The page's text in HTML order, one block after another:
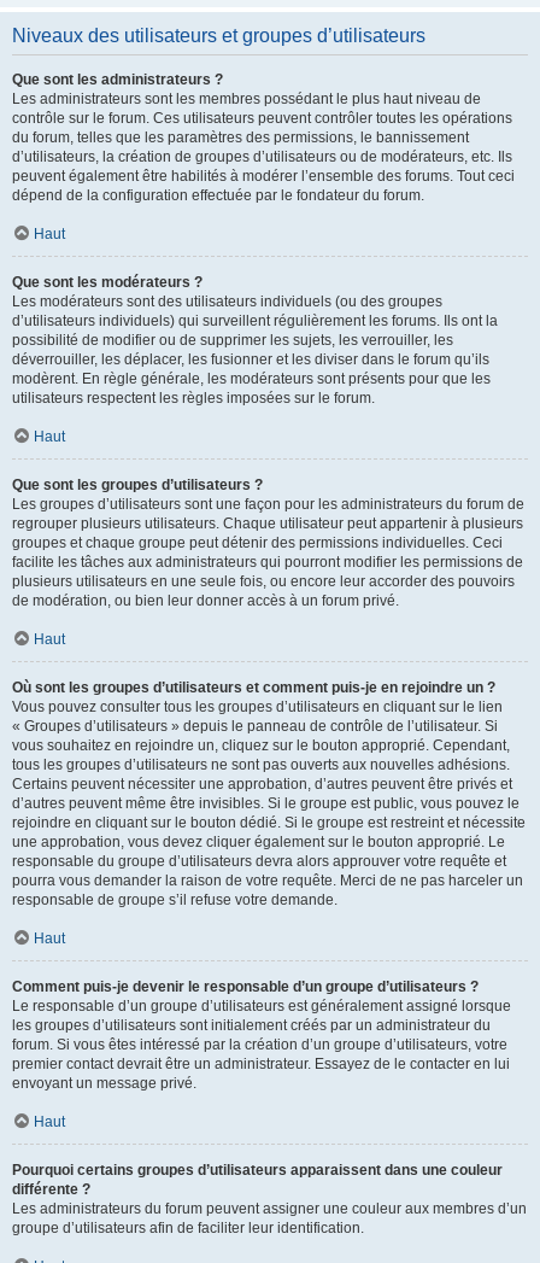
Niveaux des utilisateurs et groupes d’utilisateurs
Que sont les administrateurs ?
Les administrateurs sont les membres possédant le plus haut niveau de
contrôle sur le forum. Ces utilisateurs peuvent contrôler toutes les opérations
du forum, telles que les paramètres des permissions, le bannissement
d’utilisateurs, la création de groupes d’utilisateurs ou de modérateurs, etc. Ils
peuvent également être habilités à modérer l’ensemble des forums. Tout ceci
dépend de la configuration effectuée par le fondateur du forum.
Haut
Que sont les modérateurs ?
Les modérateurs sont des utilisateurs individuels (ou des groupes
d’utilisateurs individuels) qui surveillent régulièrement les forums. Ils ont la
possibilité de modifier ou de supprimer les sujets, les verrouiller, les
déverrouiller, les déplacer, les fusionner et les diviser dans le forum qu’ils
modèrent. En règle générale, les modérateurs sont présents pour que les
utilisateurs respectent les règles imposées sur le forum.
Haut
Que sont les groupes d’utilisateurs ?
Les groupes d’utilisateurs sont une façon pour les administrateurs du forum de
regrouper plusieurs utilisateurs. Chaque utilisateur peut appartenir à plusieurs
groupes et chaque groupe peut détenir des permissions individuelles. Ceci
facilite les tâches aux administrateurs qui pourront modifier les permissions de
plusieurs utilisateurs en une seule fois, ou encore leur accorder des pouvoirs
de modération, ou bien leur donner accès à un forum privé.
Haut
Où sont les groupes d’utilisateurs et comment puis-je en rejoindre un ?
Vous pouvez consulter tous les groupes d’utilisateurs en cliquant sur le lien
« Groupes d’utilisateurs » depuis le panneau de contrôle de l’utilisateur. Si
vous souhaitez en rejoindre un, cliquez sur le bouton approprié. Cependant,
tous les groupes d’utilisateurs ne sont pas ouverts aux nouvelles adhésions.
Certains peuvent nécessiter une approbation, d’autres peuvent être privés et
d’autres peuvent même être invisibles. Si le groupe est public, vous pouvez le
rejoindre en cliquant sur le bouton dédié. Si le groupe est restreint et nécessite
une approbation, vous devez cliquer également sur le bouton approprié. Le
responsable du groupe d’utilisateurs devra alors approuver votre requête et
pourra vous demander la raison de votre requête. Merci de ne pas harceler un
responsable de groupe s’il refuse votre demande.
Haut
Comment puis-je devenir le responsable d’un groupe d’utilisateurs ?
Le responsable d’un groupe d’utilisateurs est généralement assigné lorsque
les groupes d’utilisateurs sont initialement créés par un administrateur du
forum. Si vous êtes intéressé par la création d’un groupe d’utilisateurs, votre
premier contact devrait être un administrateur. Essayez de le contacter en lui
envoyant un message privé.
Haut
Pourquoi certains groupes d’utilisateurs apparaissent dans une couleur
différente ?
Les administrateurs du forum peuvent assigner une couleur aux membres d’un
groupe d’utilisateurs afin de faciliter leur identification.